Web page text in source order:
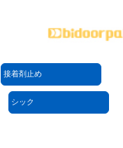
接着剤止め
シック